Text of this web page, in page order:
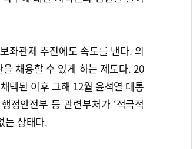
좌관제 추진에도 속도를 낸다. 의
채용할 수 있게 하는 제도다. 20
택된 이후 그해 12월 윤석열 대통
정안전부 등 관련부처가 ‘적극적
는 상태다.